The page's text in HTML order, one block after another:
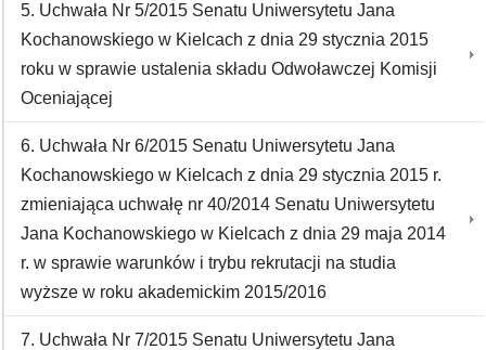
5. Uchwała Nr 5/2015 Senatu Uniwersytetu Jana
Kochanowskiego w Kielcach z dnia 29 stycznia 2015
roku w sprawie ustalenia składu Odwoławczej Komisji
Oceniającej
6. Uchwała Nr 6/2015 Senatu Uniwersytetu Jana
Kochanowskiego w Kielcach z dnia 29 stycznia 2015 r.
zmieniająca uchwałę nr 40/2014 Senatu Uniwersytetu
Jana Kochanowskiego w Kielcach z dnia 29 maja 2014
r. w sprawie warunków i trybu rekrutacji na studia
wyższe w roku akademickim 2015/2016
7. Uchwała Nr 7/2015 Senatu Uniwersytetu Jana